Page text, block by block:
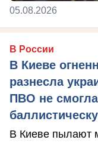
05.08.2026
В России
В Киеве
разнесла
ПВО не
В Киеве пылают